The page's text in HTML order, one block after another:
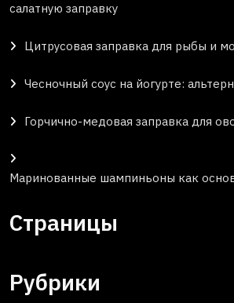
салатную заправку
Цитрусовая заправка для рыбы и
Чесночный соус на йогурте:
Горчично-медовая заправка для
Маринованные шампиньоны как
Страницы
Рубрики